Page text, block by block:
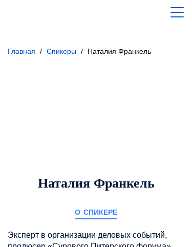
Главная / Спикеры / Наталия Франкель
Наталия Франкель
о спикере
Эксперт в организации деловых событий,